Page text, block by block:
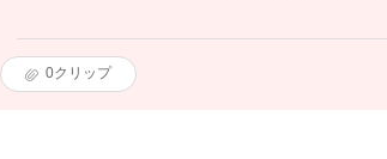
0クリップ